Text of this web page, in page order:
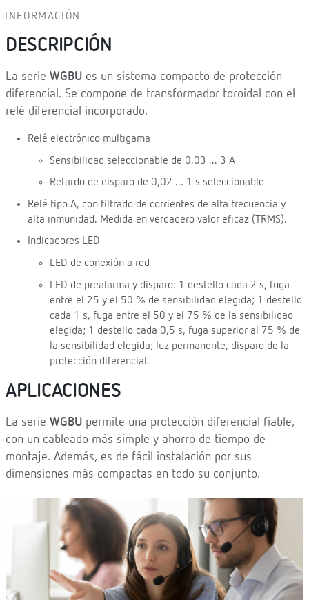
INFORMACIÓN
DESCRIPCIÓN
La serie WGBU es un sistema compacto de protección
diferencial. Se compone de transformador toroidal con el
relé diferencial incorporado.
Relé electrónico multigama
Sensibilidad seleccionable de 0,03 ... 3 A
Retardo de disparo de 0,02 ... 1 s seleccionable
Relé tipo A, con filtrado de corrientes de alta frecuencia y
alta inmunidad. Medida en verdadero valor eficaz (TRMS).
Indicadores LED
LED de conexión a red
LED de prealarma y disparo: 1 destello cada 2 s, fuga
entre el 25 y el 50 % de sensibilidad elegida; 1 destello
cada 1 s, fuga entre el 50 y el 75 % de la sensibilidad
elegida; 1 destello cada 0,5 s, fuga superior al 75 % de
la sensibilidad elegida; luz permanente, disparo de la
protección diferencial.
APLICACIONES
La serie WGBU permite una protección diferencial fiable,
con un cableado más simple y ahorro de tiempo de
montaje. Además, es de fácil instalación por sus
dimensiones más compactas en todo su conjunto.